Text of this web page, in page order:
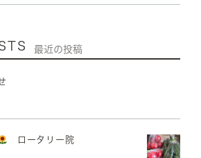
最近の投稿
ロータリー院